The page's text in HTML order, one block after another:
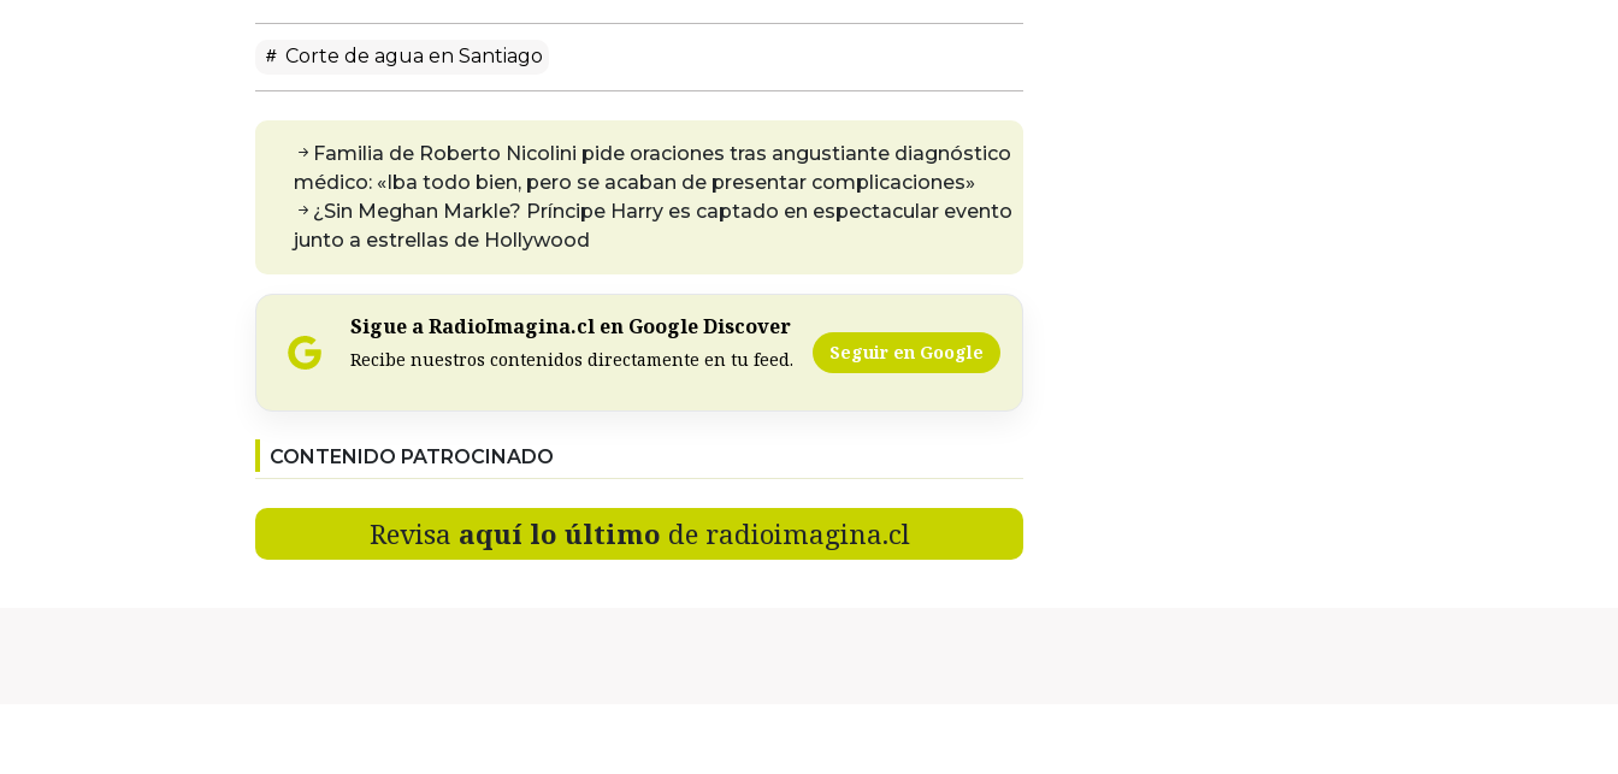
Corte de agua en Santiago
Familia de Roberto Nicolini pide oraciones tras angustiante diagnóstico
médico: «Iba todo bien, pero se acaban de presentar complicaciones»
¿Sin Meghan Markle? Príncipe Harry es captado en espectacular evento
junto a estrellas de Hollywood
Sigue a RadioImagina.cl en Google Discover
Recibe nuestros contenidos directamente en tu feed. Seguir en Google
CONTENIDO PATROCINADO
Revisa aquí lo último de radioimagina.cl